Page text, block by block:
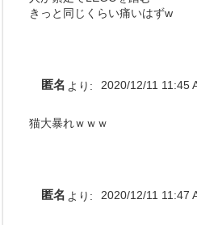
きっと同じくらい痛いはずw
匿名 より: 2020/12/11 11:45
猫大暴れｗｗｗ
匿名 より: 2020/12/11 11:47